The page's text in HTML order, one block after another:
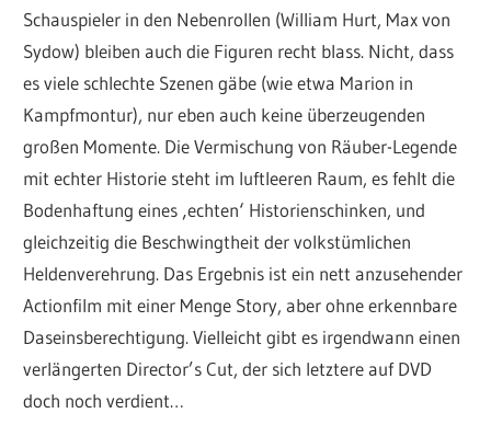
Schauspieler in den Nebenrollen (William Hurt, Max von
Sydow) bleiben auch die Figuren recht blass. Nicht, dass
es viele schlechte Szenen gäbe (wie etwa Marion in
Kampfmontur), nur eben auch keine überzeugenden
großen Momente. Die Vermischung von Räuber-Legende
mit echter Historie steht im luftleeren Raum, es fehlt die
Bodenhaftung eines ‚echten‘ Historienschinken, und
gleichzeitig die Beschwingtheit der volkstümlichen
Heldenverehrung. Das Ergebnis ist ein nett anzusehender
Actionfilm mit einer Menge Story, aber ohne erkennbare
Daseinsberechtigung. Vielleicht gibt es irgendwann einen
verlängerten Director’s Cut, der sich letztere auf DVD
doch noch verdient…